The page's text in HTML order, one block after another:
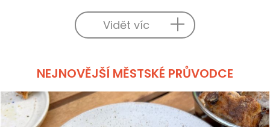
Vidět víc
NEJNOVĚJŠÍ MĚSTSKÉ PRŮVODCE